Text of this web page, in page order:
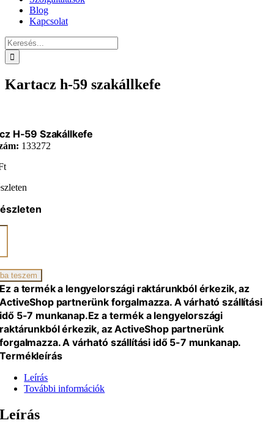
Blog
Kapcsolat
Keresés...
Kartacz h-59 szakállkefe
H-59 Szakállkefe
133272
teszem
Ez a termék a lengyelországi raktárunkból érkezik, az
ActiveShop partnerünk forgalmazza. A várható szállítási
idő 5-7 munkanap.Ez a termék a lengyelországi
raktárunkból érkezik, az ActiveShop partnerünk
forgalmazza. A várható szállítási idő 5-7 munkanap.
Termékleírás
Leírás
További információk
Leírás